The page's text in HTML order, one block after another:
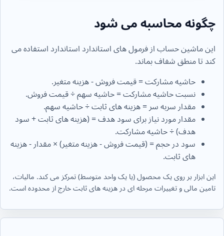
چگونه محاسبه می شود
این ماشین حساب از فرمول های استاندارد استاندارد استفاده می
کند تا منطق شفاف بماند.
حاشیه مشارکت = قیمت فروش - هزینه متغیر.
نسبت حاشیه مشارکت = حاشیه سهم ÷ قیمت فروش.
مقدار سربه سر = هزینه های ثابت ÷ حاشیه سهم.
مقدار مورد نیاز برای سود هدف = (هزینه های ثابت + سود
هدف) ÷ حاشیه مشارکت.
سود در حجم = (قیمت فروش - هزینه متغیر) × مقدار - هزینه
های ثابت.
این ابزار بر روی یک محصول (یا یک واحد متوسط) تمرکز می کند. مالیات،
تامین مالی و تغییرات مرحله ای در هزینه های ثابت خارج از محدوده است.